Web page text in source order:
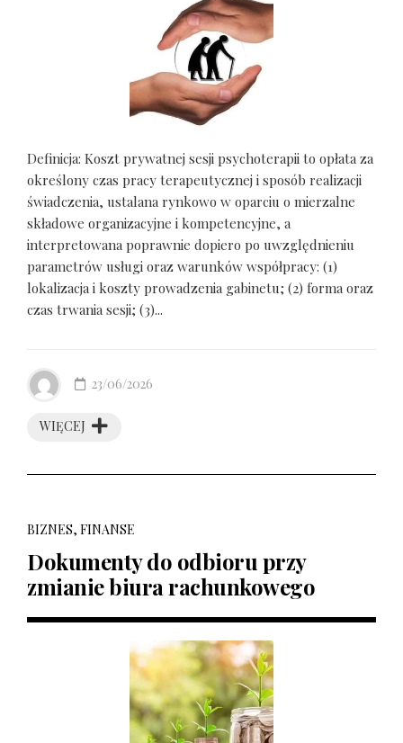
Definicja: Koszt prywatnej sesji psychoterapii to opłata za
określony czas pracy terapeutycznej i sposób realizacji
świadczenia, ustalana rynkowo w oparciu o mierzalne
składowe organizacyjne i kompetencyjne, a
interpretowana poprawnie dopiero po uwzględnieniu
parametrów usługi oraz warunków współpracy: (1)
lokalizacja i koszty prowadzenia gabinetu; (2) forma oraz
czas trwania sesji; (3)...
WIĘCEJ
23/06/2026
BIZNES, FINANSE
Dokumenty do odbioru przy
zmianie biura rachunkowego